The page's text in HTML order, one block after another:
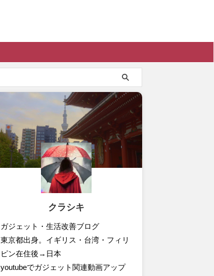
クラシキ
ガジェット・生活改善ブログ
東京都出身。イギリス・台湾・フィリ
ピン在住後→日本
youtubeでガジェット関連動画アップ